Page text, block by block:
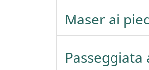
Maser ai
Passeggiata